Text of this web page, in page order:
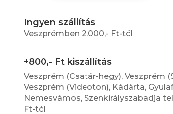
Ingyen szállítás
Veszprémben 2.000,- Ft-tól
+800,- Ft kiszállítás
Veszprém (Csatár-hegy), Veszprém
Veszprém (Videoton), Kádárta,
Nemesvámos, Szenkirályszabadja
Ft-tól